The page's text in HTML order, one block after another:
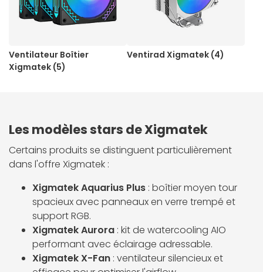
Ventilateur Boîtier
Xigmatek (5)
Ventirad Xigmatek (4)
Les modèles stars de Xigmatek
Certains produits se distinguent particulièrement
dans l'offre Xigmatek :
Xigmatek Aquarius Plus : boîtier moyen tour
spacieux avec panneaux en verre trempé et
support RGB.
Xigmatek Aurora : kit de watercooling AIO
performant avec éclairage adressable.
Xigmatek X-Fan : ventilateur silencieux et